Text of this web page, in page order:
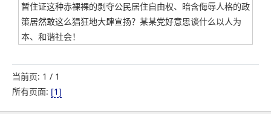
暂住证这种赤裸裸的剥夺公民居住自由权、暗含侮辱人格的政
策居然敢这么猖狂地大肆宣扬？某某党好意思谈什么以人为
本、和谐社会！
当前页: 1 / 1
所有页面: [1]